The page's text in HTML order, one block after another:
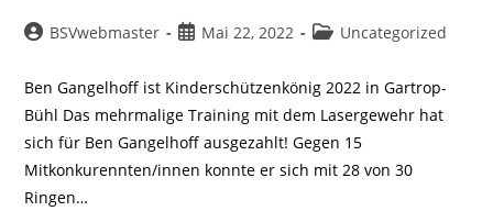
Beitrags-
BSVwebmaster
BeitragMai 22, 2022
Beitrags-
Uncategorized
Ben Gangelhoff ist Kinderschützenkönig 2022 in Gartrop-
Bühl Das mehrmalige Training mit dem Lasergewehr hat
sich für Ben Gangelhoff ausgezahlt! Gegen 15
Mitkonkurennten/innen konnte er sich mit 28 von 30
Ringen…